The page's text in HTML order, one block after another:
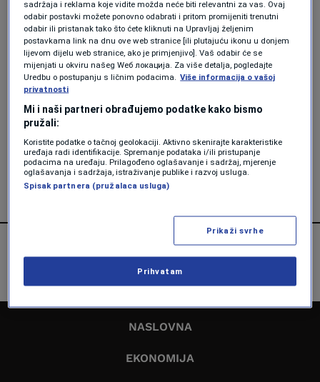
LIFESTYLE
Istražite misteriozni Arktik i
Antarktik
Forbes
NAUKA
je to važno
Forbes
NASLOVNA
EKONOMIJA
sadržaja i reklama koje vidite možda neće biti relevantni za vas. Ovaj
odabir postavki možete ponovno odabrati i pritom promijeniti trenutni
odabir ili pristanak tako što ćete kliknuti na Upravljaj željenim
postavkama link na dnu ove web stranice [ili plutajuću ikonu u donjem
lijevom dijelu web stranice, ako je primjenjivo]. Vaš odabir će se
mijenjati u okviru našeg Wеб локација. Za više detalja, pogledajte
Uredbu o postupanju s ličnim podacima.
Više informacija o vašoj
privatnosti
Mi i naši partneri obrađujemo podatke kako bismo
pružali:
Koristite podatke o tačnoj geolokaciji. Aktivno skenirajte karakteristike
uređaja radi identifikacije. Spremanje podataka i/ili pristupanje
podacima na uređaju. Prilagođeno oglašavanje i sadržaj, mjerenje
oglašavanja i sadržaja, istraživanje publike i razvoj usluga.
Spisak partnera (pružalaca usluga)
Prikaži svrhe
Prihvatam